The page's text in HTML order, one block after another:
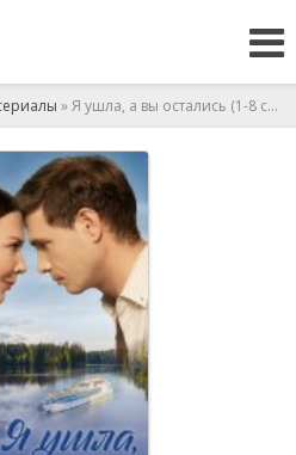
» Я ушла, а вы остались (1-8 серии из 8) (2025)